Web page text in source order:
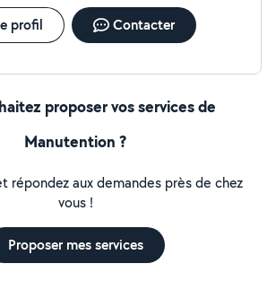
d'informations
profil Contacter
proposer vos services de
Manutention ?
répondez aux demandes près de chez
vous !
Proposer mes services